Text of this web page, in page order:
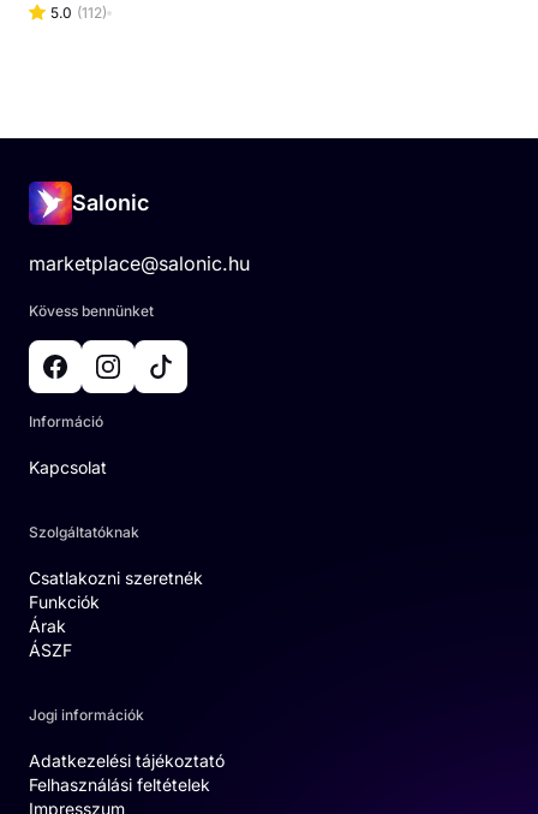
5.0 (112)
Salonic
marketplace@salonic.hu
Kövess bennünket
Információ
Kapcsolat
Szolgáltatóknak
Csatlakozni szeretnék
Funkciók
Árak
ÁSZF
Jogi információk
Adatkezelési tájékoztató
Felhasználási feltételek
Impresszum